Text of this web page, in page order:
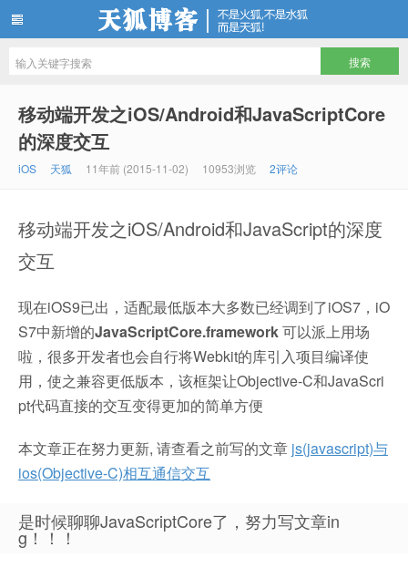
移动端开发之iOS/Android和JavaScriptCore
的深度交互
iOS 天狐 11年前 (2015-11-02) 10953浏览 2评论
移动端开发之iOS/Android和JavaScript的深度
交互
现在iOS9已出，适配最低版本大多数已经调到了iOS7，iO
S7中新增的JavaScriptCore.framework可以派上用场
啦，很多开发者也会自行将Webkit的库引入项目编译使
用，使之兼容更低版本，该框架让Objective-C和JavaScri
pt代码直接的交互变得更加的简单方便
本文章正在努力更新, 请查看之前写的文章 js(javascript)与
ios(Objective-C)相互通信交互
是时候聊聊JavaScriptCore了，努力写文章in
g！！！